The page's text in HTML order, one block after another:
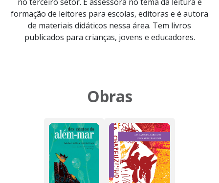
formação de leitores para escolas, editoras e é autora
de materiais didáticos nessa área. Tem livros
publicados para crianças, jovens e educadores.
Obras